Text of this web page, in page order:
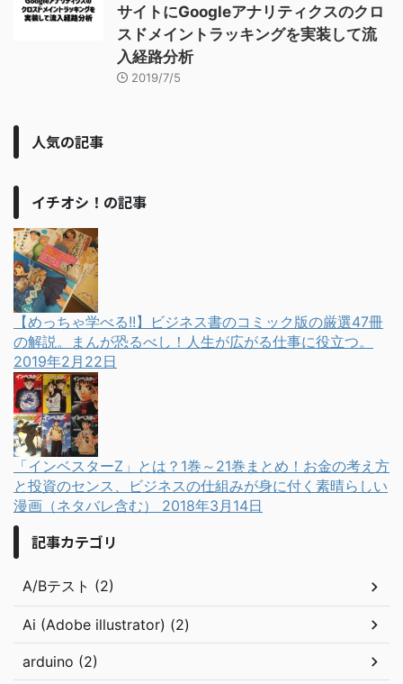
サイトにGoogleアナリティクスのクロ
スドメイントラッキングを実装して流
入経路分析
2019/7/5
人気の記事
イチオシ！の記事
【めっちゃ学べる!!】ビジネス書のコミック版の厳選47冊
の解説。まんが恐るべし！人生が広がる仕事に役立つ。
2019年2月22日
「インベスターZ」とは？1巻～21巻まとめ！お金の考え方
と投資のセンス、ビジネスの仕組みが身に付く素晴らしい
漫画（ネタバレ含む） 2018年3月14日
記事カテゴリ
A/Bテスト (2)
Ai (Adobe illustrator) (2)
arduino (2)